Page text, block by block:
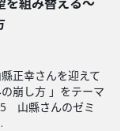
正幸さんを迎えて
崩し方 」をテーマ
山縣さんのゼミ